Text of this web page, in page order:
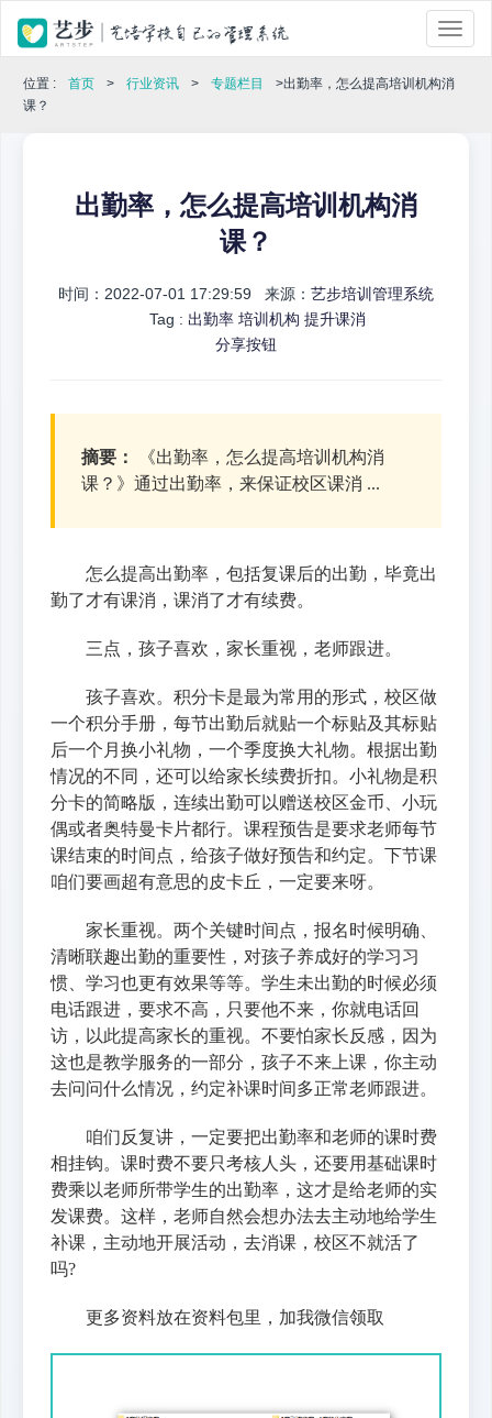
位置 : 首页 > 行业资讯 > 专题栏目
>出勤率，怎么提高培训机构消
课？
出勤率，怎么提高培训机构消
课？
时间：2022-07-01 17:29:59 来源： 艺步培训管理系统
Tag : 出勤率 培训机构 提升课消
分享按钮
摘要：
《出勤率，怎么提高培训机构消
课？》通过出勤率，来保证校区课消 ...
怎么提高出勤率，包括复课后的出勤，毕竟出
勤了才有课消，课消了才有续费。
三点，孩子喜欢，家长重视，老师跟进。
孩子喜欢。积分卡是最为常用的形式，校区做
一个积分手册，每节出勤后就贴一个标贴及其标贴
后一个月换小礼物，一个季度换大礼物。根据出勤
情况的不同，还可以给家长续费折扣。小礼物是积
分卡的简略版，连续出勤可以赠送校区金币、小玩
偶或者奥特曼卡片都行。课程预告是要求老师每节
课结束的时间点，给孩子做好预告和约定。下节课
咱们要画超有意思的皮卡丘，一定要来呀。
家长重视。两个关键时间点，报名时候明确、
清晰联趣出勤的重要性，对孩子养成好的学习习
惯、学习也更有效果等等。学生未出勤的时候必须
电话跟进，要求不高，只要他不来，你就电话回
访，以此提高家长的重视。不要怕家长反感，因为
这也是教学服务的一部分，孩子不来上课，你主动
去问问什么情况，约定补课时间多正常老师跟进。
咱们反复讲，一定要把出勤率和老师的课时费
相挂钩。课时费不要只考核人头，还要用基础课时
费乘以老师所带学生的出勤率，这才是给老师的实
发课费。这样，老师自然会想办法去主动地给学生
补课，主动地开展活动，去消课，校区不就活了
吗?
更多资料放在资料包里，加我微信领取